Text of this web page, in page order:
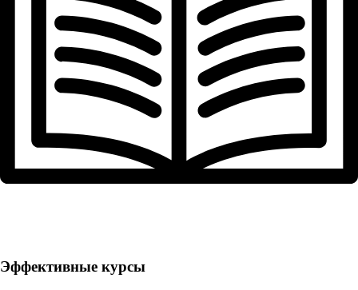
Эффективные курсы